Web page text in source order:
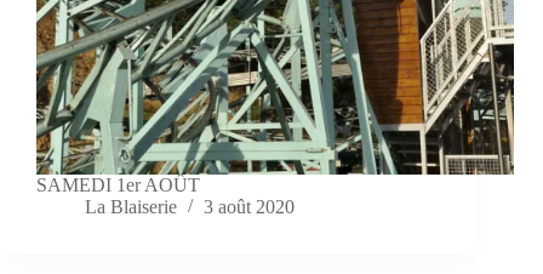
SAMEDI 1er AOÛT
La Blaiserie
3 août 2020